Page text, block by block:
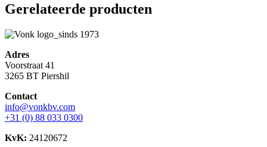
Gerelateerde producten
Adres
Voorstraat 41
3265 BT Piershil
Contact
info@vonkbv.com
+31 (0) 88 033 0300
KvK: 24120672